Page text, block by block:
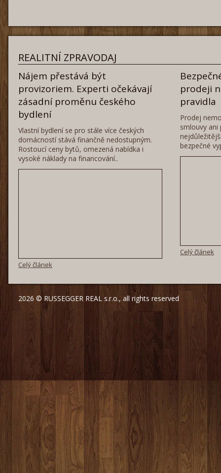
REALITNÍ ZPRAVODAJ
Nájem přestává být
provizoriem. Experti očekávají
zásadní proměnu českého
bydlení
Vlastní bydlení se pro stále více českých
domácností stává finančně nedostupným.
Rostoucí ceny bytů, omezená nabídka i
vysoké náklady na financování..
Celý článek
prodeji
pravidla
Prodej
smlouvy ani
bezpečné
Celý článek
2026 © RUSSEGGER REAL s.r.o., all rights reserved